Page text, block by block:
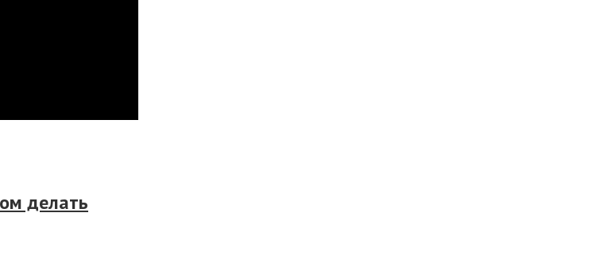
делать